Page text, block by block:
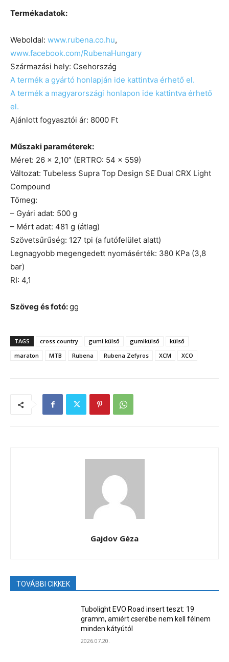
Termékadatok:
Weboldal: www.rubena.co.hu,
www.facebook.com/RubenaHungary
Származási hely: Csehország
A termék a gyártó honlapján ide kattintva érhető el.
A termék a magyarországi honlapon ide kattintva érhető
el.
Ajánlott fogyasztói ár: 8000 Ft
Műszaki paraméterek:
Méret: 26 × 2,10” (ERTRO: 54 × 559)
Változat: Tubeless Supra Top Design SE Dual CRX Light
Compound
Tömeg:
– Gyári adat: 500 g
– Mért adat: 481 g (átlag)
Szövetsűrűség: 127 tpi (a futófelület alatt)
Legnagyobb megengedett nyomásérték: 380 KPa (3,8
bar)
RI: 4,1
Szöveg és fotó:gg
TAGS cross country gumi külső gumikülső
külső
maraton
MTB Rubena Rubena Zefyros XCM XCO
Gajdov Géza
TOVÁBBI CIKKEK
Tubolight EVO Road insert teszt: 19
gramm, amiért cserébe nem kell félnem
minden kátyútól
2026.07.20.